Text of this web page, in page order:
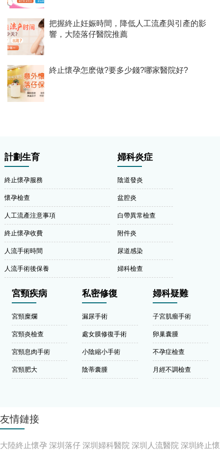
把握終止妊娠時間，降低人工流產與引產的影
響，大陸落仔醫院推薦
終止懷孕怎麽做?要多少錢?哪家醫院好?
計劃生育
終止懷孕服務
懷孕檢查
人工流產注意事項
終止懷孕收費
人流手術時間
人流手術後保養
婦科炎症
陰道發炎
盆腔炎
白帶異常檢查
附件炎
尿道感染
婦科檢查
宮頸疾病
宮頸糜爛
宮頸炎檢查
宮頸息肉手術
宮頸肥大
私密修復
漏尿手術
處女膜修復手術
小陰縮小手術
陰蒂囊腫
婦科疑難
子宮肌瘤手術
卵巢囊腫
不孕症檢查
月經不調檢查
友情鏈接
大陸終止懷孕 深圳落仔深圳婦科醫院深圳人流醫院深圳終止懷